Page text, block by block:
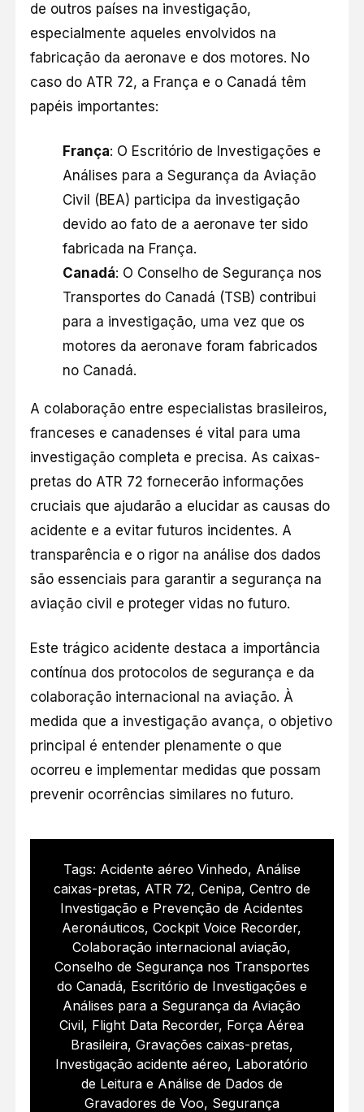
de outros países na investigação,
especialmente aqueles envolvidos na
fabricação da aeronave e dos motores. No
caso do ATR 72, a França e o Canadá têm
papéis importantes:
França: O Escritório de Investigações e
Análises para a Segurança da Aviação
Civil (BEA) participa da investigação
devido ao fato de a aeronave ter sido
fabricada na França.
Canadá: O Conselho de Segurança nos
Transportes do Canadá (TSB) contribui
para a investigação, uma vez que os
motores da aeronave foram fabricados
no Canadá.
A colaboração entre especialistas brasileiros,
franceses e canadenses é vital para uma
investigação completa e precisa. As caixas-
pretas do ATR 72 fornecerão informações
cruciais que ajudarão a elucidar as causas do
acidente e a evitar futuros incidentes. A
transparência e o rigor na análise dos dados
são essenciais para garantir a segurança na
aviação civil e proteger vidas no futuro.
Este trágico acidente destaca a importância
contínua dos protocolos de segurança e da
colaboração internacional na aviação. À
medida que a investigação avança, o objetivo
principal é entender plenamente o que
ocorreu e implementar medidas que possam
prevenir ocorrências similares no futuro.
Tags: Acidente aéreo Vinhedo, Análise
caixas-pretas, ATR 72, Cenipa, Centro de
Investigação e Prevenção de Acidentes
Aeronáuticos,Cockpit Voice Recorder,
Colaboração internacional aviação,
Conselho de Segurança nos Transportes
do Canadá, Escritório de Investigações e
Análises para a Segurança da Aviação
Civil, Flight Data Recorder, Força Aérea
Brasileira, Gravações caixas-pretas,
Investigação acidente aéreo, Laboratório
de Leitura e Análise de Dados de
Gravadores de Voo, Segurança